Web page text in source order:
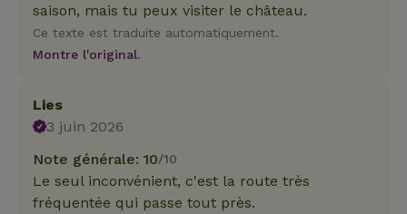
saison, mais tu peux visiter le château.
Ce texte est traduite automatiquement.
Montre l'original.
Lies
3 juin 2026
Note générale: 10/10
Le seul inconvénient, c'est la route très
fréquentée qui passe tout près.